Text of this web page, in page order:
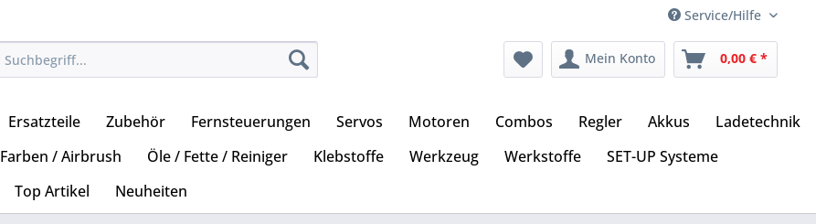
Service/Hilfe
Mein Konto 0,00 € *
Ersatzteile Zubehör Fernsteuerungen Servos Motoren Combos Regler Akkus
Ladetechnik
Farben / Airbrush Öle / Fette / Reiniger Klebstoffe Werkzeug Werkstoffe
SET-UP Systeme
Top Artikel Neuheiten